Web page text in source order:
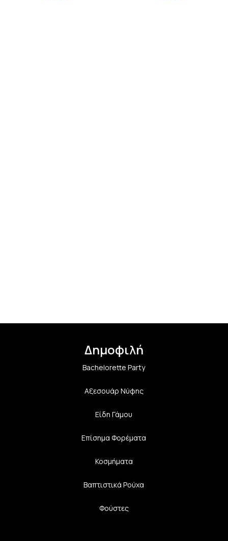
Δημοφιλή
Bachelorette Party
Αξεσουάρ Νύφης
Είδη Γάμου
Επίσημα Φορέματα
Κοσμήματα
Βαπτιστικά Ρούχα
Φούστες